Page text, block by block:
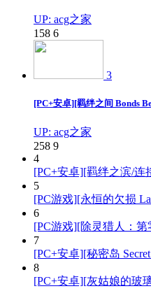
UP: acg之家
158 6
3
[PC+安卓][羁绊之间 Bonds
UP: acg之家
258 9
4
[PC+安卓][羁绊之滨/连
5
[PC游戏][永恒的欠损
6
[PC游戏][除灵猎人：第
7
[PC+安卓][秘密岛
8
[PC+安卓][灰姑娘的玻